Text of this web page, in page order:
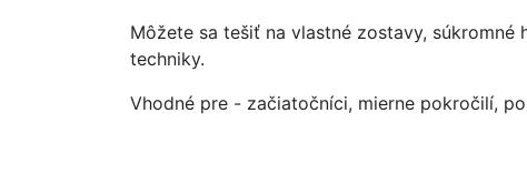
Môžete sa tešiť na vlastné zostavy,
techniky.
Vhodné pre - začiatočníci, mierne pokročilí,